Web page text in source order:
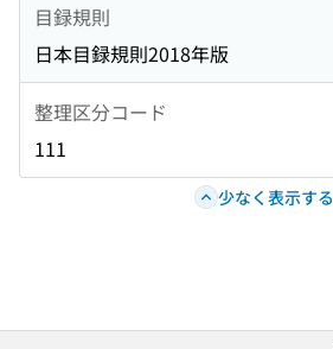
目録規則
日本目録規則2018年版
整理区分コード
111
少なく表示する